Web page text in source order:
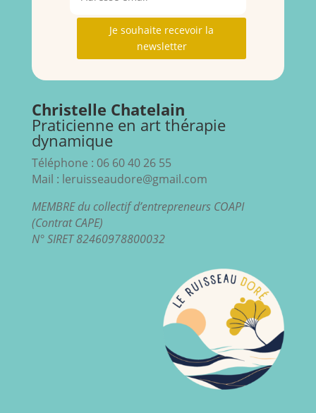
Je souhaite recevoir la
newsletter
Christelle Chatelain
Praticienne en art thérapie
dynamique
Téléphone : 06 60 40 26 55
Mail : leruisseaudore@gmail.com
MEMBRE du collectif d’entrepreneurs COAPI
(Contrat CAPE)
N° SIRET 82460978800032